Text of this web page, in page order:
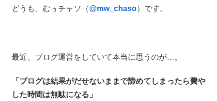
どうも、むぅチャソ（@mw_chaso）です。
最近、ブログ運営をしていて本当に思うのが…。
「ブログは結果がだせないままで諦めてしまったら費や
した時間は無駄になる」